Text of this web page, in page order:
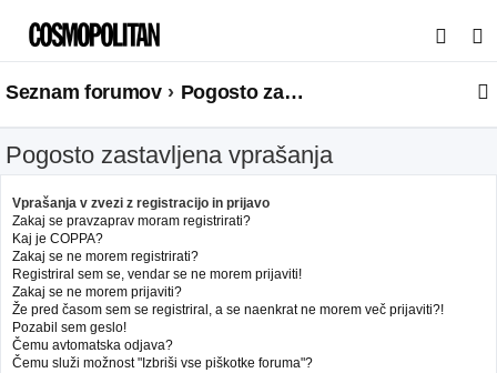
s
a
Seznam forumov Pogosto zastavljena vprašanja
Pogosto zastavljena vprašanja
Vprašanja v zvezi z registracijo in prijavo
Zakaj se pravzaprav moram registrirati?
Kaj je COPPA?
Zakaj se ne morem registrirati?
Registriral sem se, vendar se ne morem prijaviti!
Zakaj se ne morem prijaviti?
Že pred časom sem se registriral, a se naenkrat ne morem več prijaviti?!
Pozabil sem geslo!
Čemu avtomatska odjava?
Čemu služi možnost "Izbriši vse piškotke foruma"?